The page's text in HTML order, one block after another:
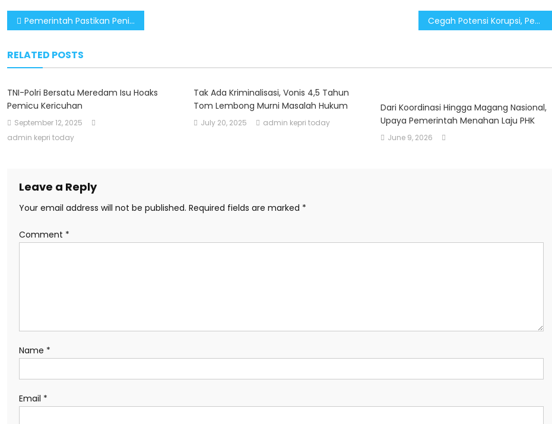
Post
Pemerintah Pastikan Penindakan Keras terhadap Penyelewengan Dana Bencana Sumatera Cegah Potensi Korupsi, Pemerintah Pastikan Pengawasan Ketat AnggaranBantuan Bencana Sumatera
RELATED POSTS
TNI-Polri Bersatu Meredam Isu Hoaks
Pemicu Kericuhan
September 12, 2025
admin kepri today
Tak Ada Kriminalisasi, Vonis 4,5 Tahun
Tom Lembong Murni Masalah Hukum
July 20, 2025 admin kepri today
Dari Koordinasi Hingga Magang Nasional,
Upaya Pemerintah Menahan Laju PHK
June 9, 2026
Leave a Reply
Your email address will not be published. Required fields are marked *
Comment *
Name *
Email *